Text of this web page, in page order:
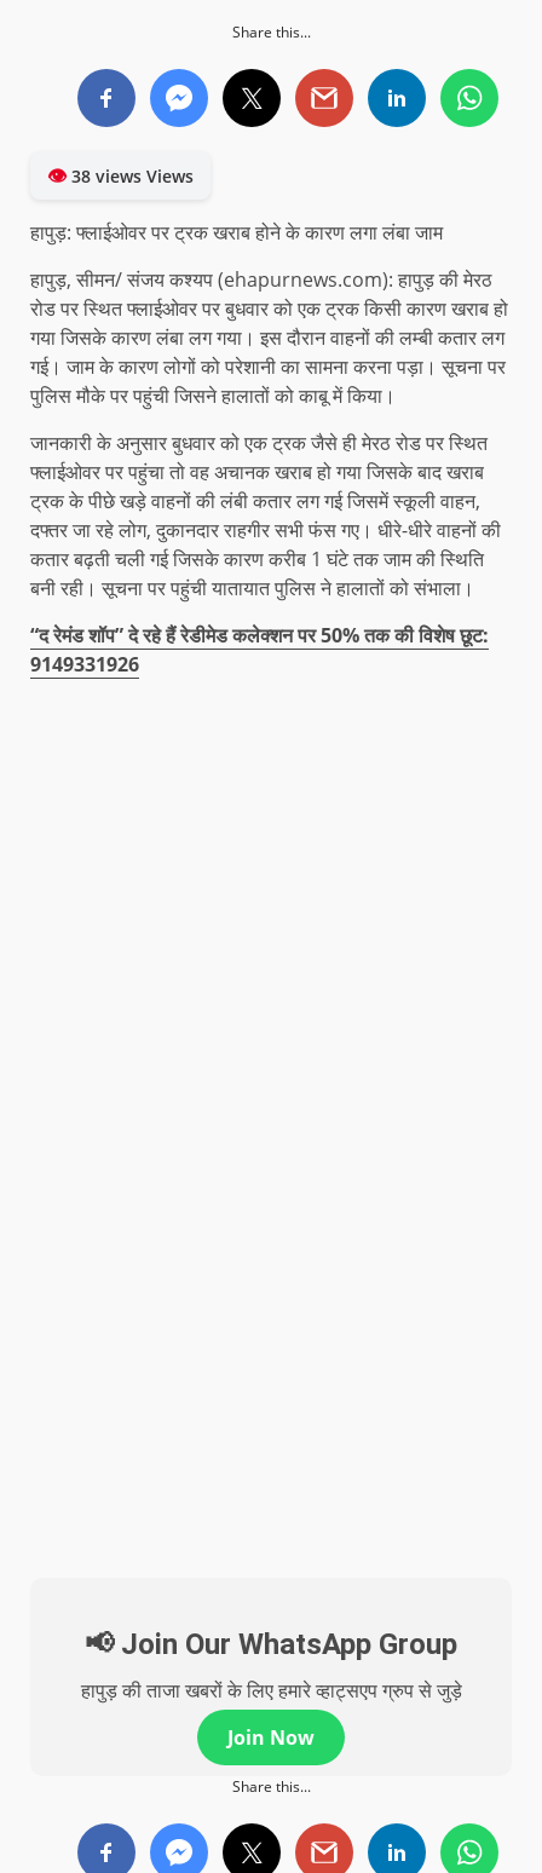
Share this...
👁38 views Views
हापुड़: फ्लाईओवर पर ट्रक खराब होने के कारण लगा लंबा जाम
हापुड़, सीमन/ संजय कश्यप (ehapurnews.com): हापुड़ की मेरठ
रोड पर स्थित फ्लाईओवर पर बुधवार को एक ट्रक किसी कारण खराब हो
गया जिसके कारण लंबा लग गया। इस दौरान वाहनों की लम्बी कतार लग
गई। जाम के कारण लोगों को परेशानी का सामना करना पड़ा। सूचना पर
पुलिस मौके पर पहुंची जिसने हालातों को काबू में किया।
जानकारी के अनुसार बुधवार को एक ट्रक जैसे ही मेरठ रोड पर स्थित
फ्लाईओवर पर पहुंचा तो वह अचानक खराब हो गया जिसके बाद खराब
ट्रक के पीछे खड़े वाहनों की लंबी कतार लग गई जिसमें स्कूली वाहन,
दफ्तर जा रहे लोग, दुकानदार राहगीर सभी फंस गए। धीरे-धीरे वाहनों की
कतार बढ़ती चली गई जिसके कारण करीब 1 घंटे तक जाम की स्थिति
बनी रही। सूचना पर पहुंची यातायात पुलिस ने हालातों को संभाला।
“द रेमंड शॉप” दे रहे हैं रेडीमेड कलेक्शन पर 50% तक की विशेष छूट:
9149331926
📢 Join Our WhatsApp Group
हापुड़ की ताजा खबरों के लिए हमारे व्हाट्सएप ग्रुप से जुड़े
Join Now
Share this...